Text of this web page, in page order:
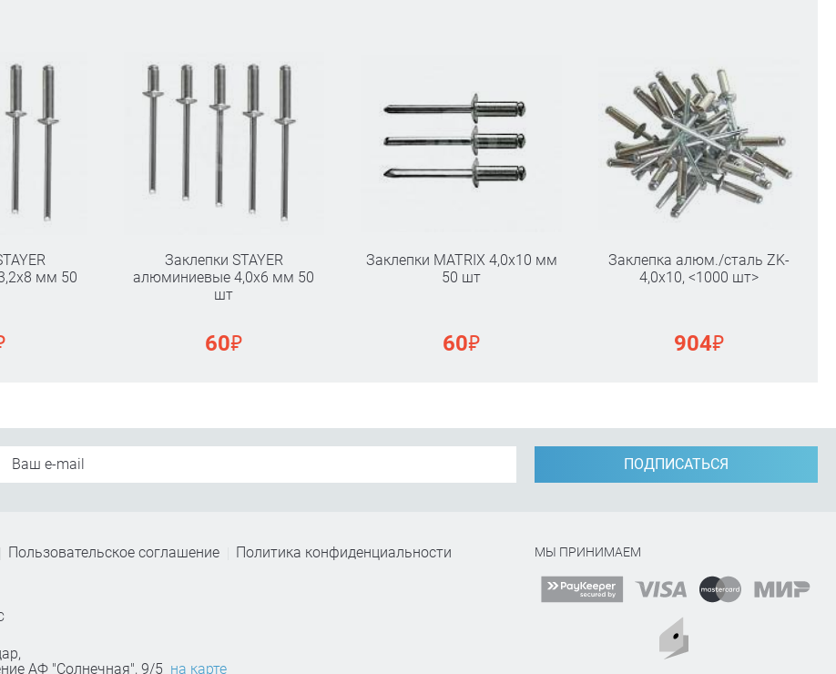
мм 50
Заклепки STAYER
алюминиевые 4,0х6 мм 50
шт
60₽
Заклепки MATRIX 4,0х10 мм
50 шт
60₽
Заклепка алюм./сталь ZK-
4,0х10, <1000 шт>
904₽
ПОДПИСАТЬСЯ
Пользовательское соглашение Политика конфиденциальности
,
АФ "Солнечная", 9/5 на карте
МЫ ПРИНИМАЕМ